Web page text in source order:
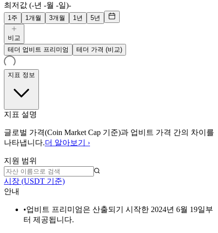
최저값 (-년 -월 -일)-
1주 1개월 3개월 1년 5년
비교
테더 업비트 프리미엄
테더 가격 (비교)
지표 정보
지표 설명
글로벌 가격(Coin Market Cap 기준)과 업비트 가격 간의 차이를
나타냅니다.더 알아보기 ›
지원 범위
시장 (USDT 기준)
안내
•업비트 프리미엄은 산출되기 시작한 2024년 6월 19일부
터 제공됩니다.